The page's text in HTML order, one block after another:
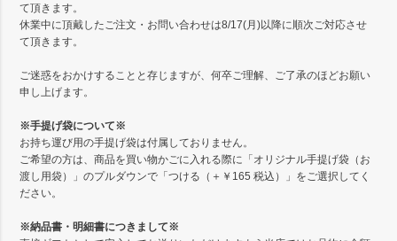
て頂きます。
休業中に頂戴したご注文・お問い合わせは8/17(月)以降に順次ご対応させ
て頂きます。
ご迷惑をおかけすることと存じますが、何卒ご理解、ご了承のほどお願い
申し上げます。
※手提げ袋について※
お持ち運び用の手提げ袋は付属しておりません。
ご希望の方は、商品を買い物かごに入れる際に「オリジナル手提げ袋（お
渡し用袋）」のプルダウンで「つける（＋￥165 税込）」をご選択してく
ださい。
※納品書・明細書につきまして※